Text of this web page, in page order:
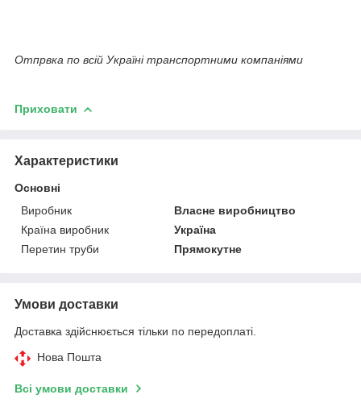
Отпрвка по всій Україні транспортними компаніями
Приховати
Характеристики
Основні
Виробник
Власне виробництво
Країна виробник
Україна
Перетин труби
Прямокутне
Умови доставки
Доставка здійснюється тільки по передоплаті.
Нова Пошта
Всі умови доставки